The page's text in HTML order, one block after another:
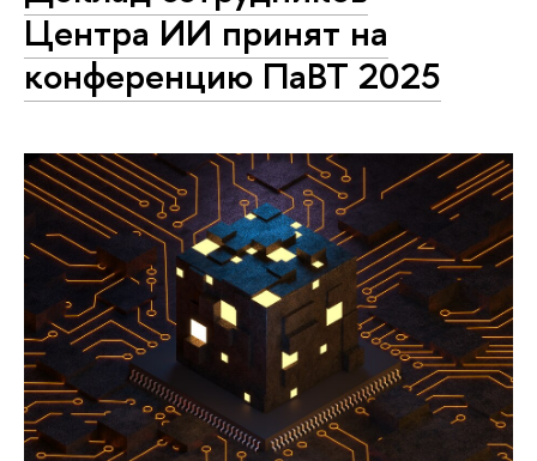
Центра ИИ принят на
конференцию ПаВТ 2025